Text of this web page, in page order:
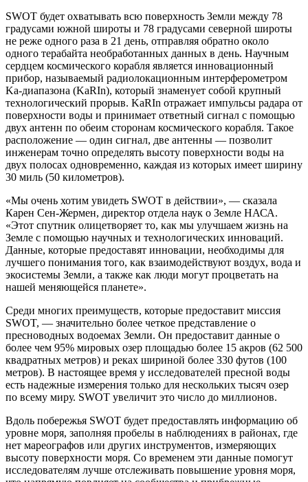
SWOT будет охватывать всю поверхность Земли между 78
градусами южной широты и 78 градусами северной широты
не реже одного раза в 21 день, отправляя обратно около
одного терабайта необработанных данных в день. Научным
сердцем космического корабля является инновационный
прибор, называемый радиолокационным интерферометром
Ka-диапазона (KaRIn), который знаменует собой крупный
технологический прорыв. KaRIn отражает импульсы радара от
поверхности воды и принимает ответный сигнал с помощью
двух антенн по обеим сторонам космического корабля. Такое
расположение — один сигнал, две антенны — позволит
инженерам точно определять высоту поверхности воды на
двух полосах одновременно, каждая из которых имеет ширину
30 миль (50 километров).
«Мы очень хотим увидеть SWOT в действии», — сказала
Карен Сен-Жермен, директор отдела наук о Земле НАСА.
«Этот спутник олицетворяет то, как мы улучшаем жизнь на
Земле с помощью научных и технологических инноваций.
Данные, которые предоставят инновации, необходимы для
лучшего понимания того, как взаимодействуют воздух, вода и
экосистемы Земли, а также как люди могут процветать на
нашей меняющейся планете».
Среди многих преимуществ, которые предоставит миссия
SWOT, — значительно более четкое представление о
пресноводных водоемах Земли. Он предоставит данные о
более чем 95% мировых озер площадью более 15 акров (62 500
квадратных метров) и реках шириной более 330 футов (100
метров). В настоящее время у исследователей пресной воды
есть надежные измерения только для нескольких тысяч озер
по всему миру. SWOT увеличит это число до миллионов.
Вдоль побережья SWOT будет предоставлять информацию об
уровне моря, заполняя пробелы в наблюдениях в районах, где
нет мареографов или других инструментов, измеряющих
высоту поверхности моря. Со временем эти данные помогут
исследователям лучше отслеживать повышение уровня моря,